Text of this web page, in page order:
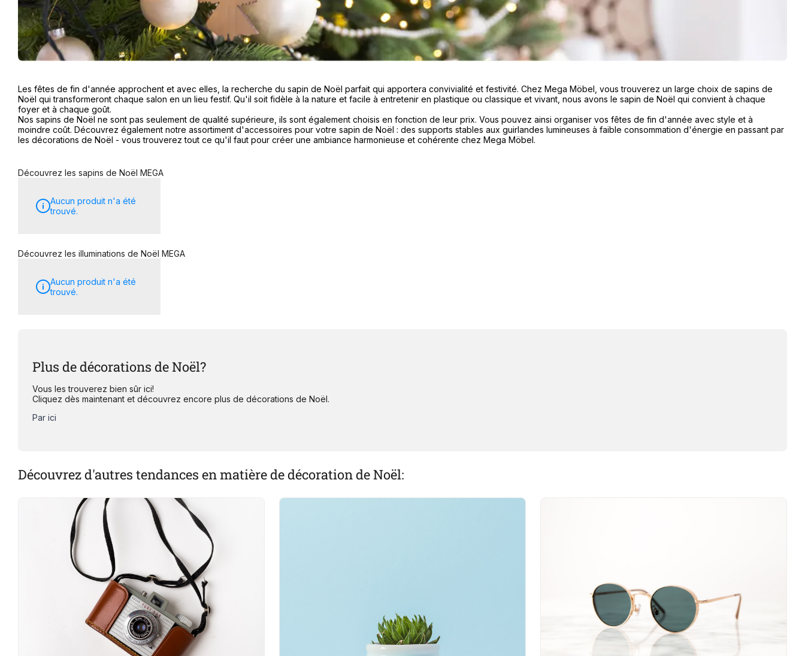
Les fêtes de fin d'année approchent et avec elles, la recherche du sapin de Noël parfait qui apportera convivialité et festivité. Chez Mega Möbel, vous trouverez un large choix de sapins de
Noël qui transformeront chaque salon en un lieu festif. Qu'il soit fidèle à la nature et facile à entretenir en plastique ou classique et vivant, nous avons le sapin de Noël qui convient à chaque
foyer et à chaque goût.
Nos sapins de Noël ne sont pas seulement de qualité supérieure, ils sont également choisis en fonction de leur prix. Vous pouvez ainsi organiser vos fêtes de fin d'année avec style et à
moindre coût. Découvrez également notre assortiment d'accessoires pour votre sapin de Noël : des supports stables aux guirlandes lumineuses à faible consommation d'énergie en passant par
les décorations de Noël - vous trouverez tout ce qu'il faut pour créer une ambiance harmonieuse et cohérente chez Mega Möbel.
Découvrez les sapins de Noël MEGA
Aucun produit n'a été
trouvé.
Découvrez les illuminations de Noël MEGA
Aucun produit n'a été
trouvé.
Plus de décorations de Noël?
Vous les trouverez bien sûr ici!
Cliquez dès maintenant et découvrez encore plus de décorations de Noël.
Par ici
Découvrez d'autres tendances en matière de décoration de Noël: